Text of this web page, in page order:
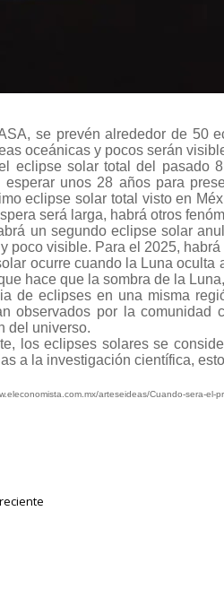
se prevén alrededor de 50
oceánicas y pocos serán
eclipse solar total del pasado
esperar unos 28 años para
eclipse solar total visto en
será larga, habrá otros
un segundo eclipse solar
poco visible. Para el 2025,
ocurre cuando la Luna
hace que la sombra de la
de eclipses en una misma
observados por la
del universo.
los eclipses solares se
a la investigación científica,
arteseideas/Cuando-sera-el-